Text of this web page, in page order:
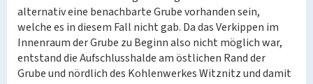
alternativ eine benachbarte Grube vorhanden sein,
welche es in diesem Fall nicht gab. Da das Verkippen im
Innenraum der Grube zu Beginn also nicht möglich war,
entstand die Aufschlusshalde am östlichen Rand der
Grube und nördlich des Kohlenwerkes Witznitz und damit